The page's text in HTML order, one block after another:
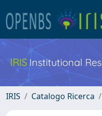
IRIS Institutional
IRIS Catalogo Ricerca